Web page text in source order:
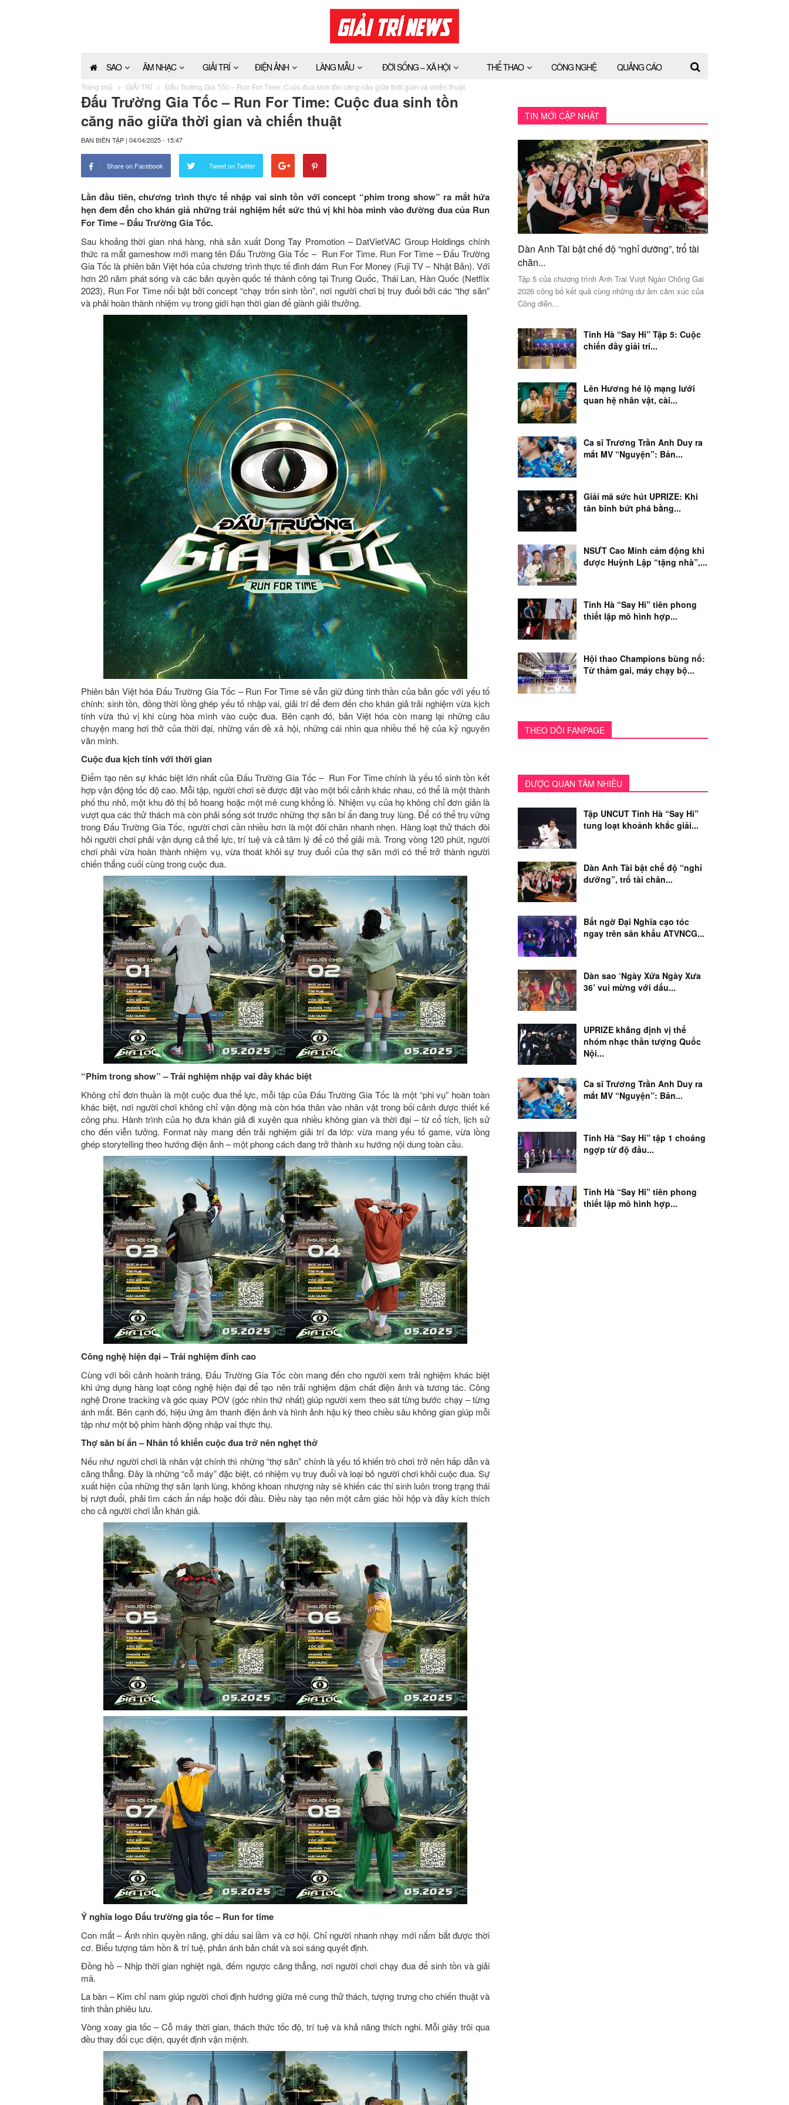
SAO ÂM NHẠC GIẢI TRÍ ĐIỆN ẢNH LÀNG MẪU ĐỜI SỐNG – XÃ HỘI THỂ THAO CÔNG NGHỆ QUẢNG CÁO
Trang chủ GIẢI TRÍ Đấu Trường Gia Tốc – Run For Time: Cuộc đua sinh tồn căng não giữa thời gian và chiến thuật
Đấu Trường Gia Tốc – Run For Time: Cuộc đua sinh tồn
căng não giữa thời gian và chiến thuật
BAN BIÊN TẬP | 04/04/2025 - 15:47
Share on Facebook Tweet on Twitter
Lần đầu tiên, chương trình thực tế nhập vai sinh tồn với concept “phim trong show” ra mắt hứa
hẹn đem đến cho khán giả những trải nghiệm hết sức thú vị khi hòa mình vào đường đua của Run
For Time – Đấu Trường Gia Tốc.
Sau khoảng thời gian nhá hàng, nhà sản xuất Dong Tay Promotion – DatVietVAC Group Holdings chính
thức ra mắt gameshow mới mang tên Đấu Trường Gia Tốc – Run For Time. Run For Time – Đấu Trường
Gia Tốc là phiên bản Việt hóa của chương trình thực tế đình đám Run For Money (Fuji TV – Nhật Bản). Với
hơn 20 năm phát sóng và các bản quyền quốc tế thành công tại Trung Quốc, Thái Lan, Hàn Quốc (Netflix
2023), Run For Time nổi bật bởi concept “chạy trốn sinh tồn”, nơi người chơi bị truy đuổi bởi các “thợ săn”
và phải hoàn thành nhiệm vụ trong giới hạn thời gian để giành giải thưởng.
Phiên bản Việt hóa Đấu Trường Gia Tốc – Run For Time sẽ vẫn giữ đúng tinh thần của bản gốc với yếu tố
chính: sinh tồn, đồng thời lồng ghép yếu tố nhập vai, giải trí để đem đến cho khán giả trải nghiệm vừa kịch
tính vừa thú vị khi cùng hòa mình vào cuộc đua. Bên cạnh đó, bản Việt hóa còn mang lại những câu
chuyện mang hơi thở của thời đại, những vấn đề xã hội, những cái nhìn qua nhiều thế hệ của kỷ nguyên
văn minh.
Cuộc đua kịch tính với thời gian
Điểm tạo nên sự khác biệt lớn nhất của Đấu Trường Gia Tốc – Run For Time chính là yếu tố sinh tồn kết
hợp vận động tốc độ cao. Mỗi tập, người chơi sẽ được đặt vào một bối cảnh khác nhau, có thể là một thành
phố thu nhỏ, một khu đô thị bỏ hoang hoặc một mê cung khổng lồ. Nhiệm vụ của họ không chỉ đơn giản là
vượt qua các thử thách mà còn phải sống sót trước những thợ săn bí ẩn đang truy lùng. Để có thể trụ vững
trong Đấu Trường Gia Tốc, người chơi cần nhiều hơn là một đôi chân nhanh nhẹn. Hàng loạt thử thách đòi
hỏi người chơi phải vận dụng cả thể lực, trí tuệ và cả tâm lý để có thể giải mã. Trong vòng 120 phút, người
chơi phải vừa hoàn thành nhiệm vụ, vừa thoát khỏi sự truy đuổi của thợ săn mới có thể trở thành người
chiến thắng cuối cùng trong cuộc đua.
“Phim trong show” – Trải nghiệm nhập vai đầy khác biệt
Không chỉ đơn thuần là một cuộc đua thể lực, mỗi tập của Đấu Trường Gia Tốc là một “phi vụ” hoàn toàn
khác biệt, nơi người chơi không chỉ vận động mà còn hóa thân vào nhân vật trong bối cảnh được thiết kế
công phu. Hành trình của họ đưa khán giả đi xuyên qua nhiều không gian và thời đại – từ cổ tích, lịch sử
cho đến viễn tưởng. Format này mang đến trải nghiệm giải trí đa lớp: vừa mang yếu tố game, vừa lồng
ghép storytelling theo hướng điện ảnh – một phong cách đang trở thành xu hướng nội dung toàn cầu.
Công nghệ hiện đại – Trải nghiệm đỉnh cao
Cùng với bối cảnh hoành tráng, Đấu Trường Gia Tốc còn mang đến cho người xem trải nghiệm khác biệt
khi ứng dụng hàng loạt công nghệ hiện đại để tạo nên trải nghiệm đậm chất điện ảnh và tương tác. Công
nghệ Drone tracking và góc quay POV (góc nhìn thứ nhất) giúp người xem theo sát từng bước chạy – từng
ánh mắt. Bên cạnh đó, hiệu ứng âm thanh điện ảnh và hình ảnh hậu kỳ theo chiều sâu không gian giúp mỗi
tập như một bộ phim hành động nhập vai thực thụ.
Thợ săn bí ẩn – Nhân tố khiến cuộc đua trở nên nghẹt thở
Nếu như người chơi là nhân vật chính thì những “thợ săn” chính là yếu tố khiến trò chơi trở nên hấp dẫn và
căng thẳng. Đây là những “cỗ máy” đặc biệt, có nhiệm vụ truy đuổi và loại bỏ người chơi khỏi cuộc đua. Sự
xuất hiện của những thợ săn lạnh lùng, không khoan nhượng này sẽ khiến các thí sinh luôn trong trạng thái
bị rượt đuổi, phải tìm cách ẩn nấp hoặc đối đầu. Điều này tạo nên một cảm giác hồi hộp và đầy kích thích
cho cả người chơi lẫn khán giả.
Ý nghĩa logo Đấu trường gia tốc – Run for time
Con mắt – Ánh nhìn quyền năng, ghi dấu sai lầm và cơ hội. Chỉ người nhanh nhạy mới nắm bắt được thời
cơ. Biểu tượng tâm hồn & trí tuệ, phản ánh bản chất và soi sáng quyết định.
Đồng hồ – Nhịp thời gian nghiệt ngã, đếm ngược căng thẳng, nơi người chơi chạy đua để sinh tồn và giải
mã.
La bàn – Kim chỉ nam giúp người chơi định hướng giữa mê cung thử thách, tượng trưng cho chiến thuật và
tinh thần phiêu lưu.
Vòng xoay gia tốc – Cỗ máy thời gian, thách thức tốc độ, trí tuệ và khả năng thích nghi. Mỗi giây trôi qua
đều thay đổi cục diện, quyết định vận mệnh.
TIN MỚI CẬP NHẬT
Dàn Anh Tài bật chế độ “nghỉ dưỡng”, trổ tài
chăn...
Tập 5 của chương trình Anh Trai Vượt Ngàn Chông Gai
2026 công bố kết quả cùng những dư âm cảm xúc của
Công diễn...
Tinh Hà “Say Hi” Tập 5: Cuộc
chiến đầy giải trí...
Lên Hương hé lộ mạng lưới
quan hệ nhân vật, cài...
Ca sĩ Trương Trần Anh Duy ra
mắt MV “Nguyện”: Bản...
Giải mã sức hút UPRIZE: Khi
tân binh bứt phá bằng...
NSƯT Cao Minh cảm động khi
được Huỳnh Lập “tặng nhà”,...
Tinh Hà “Say Hi” tiên phong
thiết lập mô hình hợp...
Hội thao Champions bùng nổ:
Từ thảm gai, máy chạy bộ...
THEO DÕI FANPAGE
ĐƯỢC QUAN TÂM NHIỀU
Tập UNCUT Tinh Hà “Say Hi”
tung loạt khoảnh khắc giải...
Dàn Anh Tài bật chế độ “nghỉ
dưỡng”, trổ tài chăn...
Bất ngờ Đại Nghĩa cạo tóc
ngay trên sân khấu ATVNCG...
Dàn sao ‘Ngày Xửa Ngày Xưa
36’ vui mừng với dấu...
UPRIZE khẳng định vị thế
nhóm nhạc thần tượng Quốc
Nội...
Ca sĩ Trương Trần Anh Duy ra
mắt MV “Nguyện”: Bản...
Tinh Hà “Say Hi” tập 1 choáng
ngợp từ độ đầu...
Tinh Hà “Say Hi” tiên phong
thiết lập mô hình hợp...